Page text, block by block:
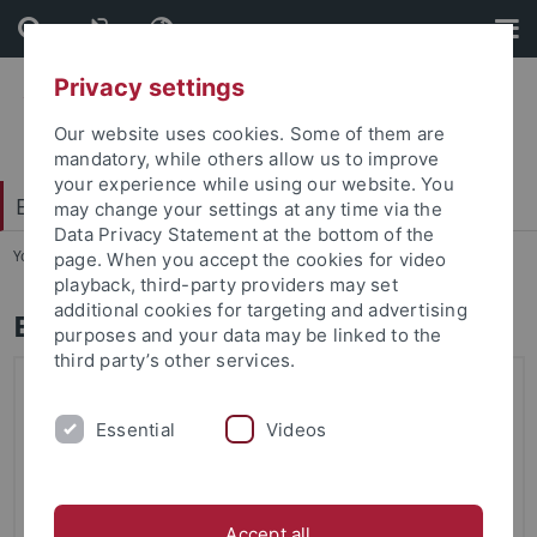
Skip
to
content
Skip
to
footer
Exzellenzcluster - HUMAN ORIGINS
You are here: Startseite ... Home
Exzellenzcluster HUMAN ORIGINS
Privacy settings
Our website uses cookies. Some of them are
mandatory, while others allow us to improve
your experience while using our website. You
may change your settings at any time via the
Data Privacy Statement at the bottom of the
page. When you accept the cookies for video
playback, third-party providers may set
additional cookies for targeting and advertising
purposes and your data may be linked to the
third party’s other services.
Essential Videos